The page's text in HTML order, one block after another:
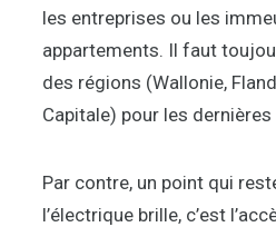
les entreprises ou les
appartements. Il faut
des régions (Wallonie,
Capitale) pour les
Par contre, un point qui
l’électrique brille, c’est